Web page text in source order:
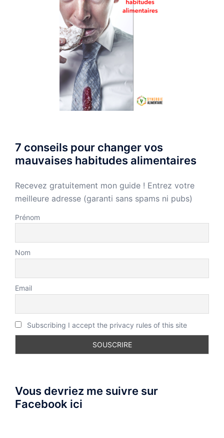
7 conseils pour changer vos
mauvaises habitudes alimentaires
Recevez gratuitement mon guide ! Entrez votre
meilleure adresse (garanti sans spams ni pubs)
Prénom
Nom
Email
Subscribing I accept the privacy rules of this site
Vous devriez me suivre sur
Facebook ici